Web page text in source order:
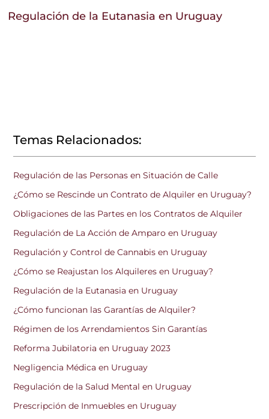
Regulación de la Eutanasia en Uruguay
Temas Relacionados:
Regulación de las Personas en Situación de Calle
¿Cómo se Rescinde un Contrato de Alquiler en Uruguay?
Obligaciones de las Partes en los Contratos de Alquiler
Regulación de La Acción de Amparo en Uruguay
Regulación y Control de Cannabis en Uruguay
¿Cómo se Reajustan los Alquileres en Uruguay?
Regulación de la Eutanasia en Uruguay
¿Cómo funcionan las Garantías de Alquiler?
Régimen de los Arrendamientos Sin Garantías
Reforma Jubilatoria en Uruguay 2023
Negligencia Médica en Uruguay
Regulación de la Salud Mental en Uruguay
Prescripción de Inmuebles en Uruguay